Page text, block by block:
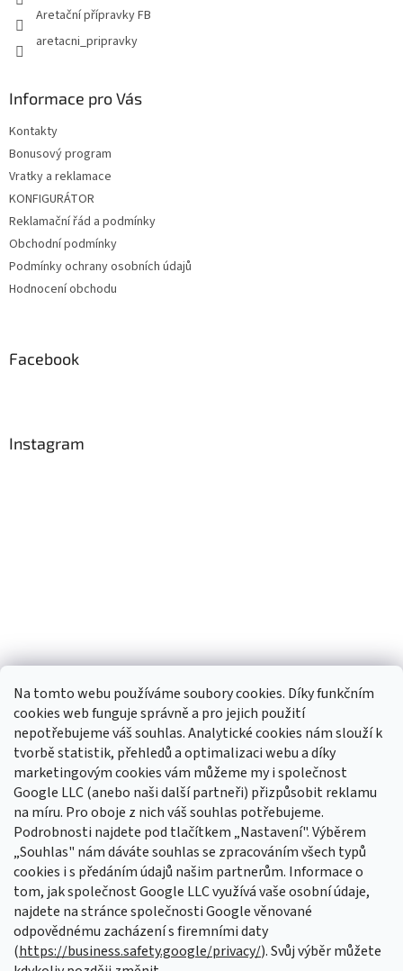
Na tomto webu používáme soubory cookies. Díky funkčním
cookies web funguje správně a pro jejich použití
nepotřebujeme váš souhlas. Analytické cookies nám slouží k
tvorbě statistik, přehledů a optimalizaci webu a díky
marketingovým cookies vám můžeme my i společnost
Google LLC (anebo naši další partneři) přizpůsobit reklamu
na míru. Pro oboje z nich váš souhlas potřebujeme.
Podrobnosti najdete pod tlačítkem „Nastavení". Výběrem
„Souhlas" nám dáváte souhlas se zpracováním všech typů
cookies i s předáním údajů našim partnerům. Informace o
tom, jak společnost Google LLC využívá vaše osobní údaje,
najdete na stránce společnosti Google věnované
odpovědnému zacházení s firemními daty
(https://business.safety.google/privacy/). Svůj výběr můžete
Aretační přípravky FB
aretacni_pripravky
Informace pro Vás
Kontakty
Bonusový program
Vratky a reklamace
KONFIGURÁTOR
Reklamační řád a podmínky
Obchodní podmínky
Podmínky ochrany osobních údajů
Hodnocení obchodu
Facebook
Instagram
Sledovat na Instagramu
Odebírat newsletter
Vložte svůj e-mail a my vám budeme zasílat informace o nových
produktech na našem e-shopu.
E-mail
Vložením e-mailu souhlasíte s podmínkami ochrany osobních údajů